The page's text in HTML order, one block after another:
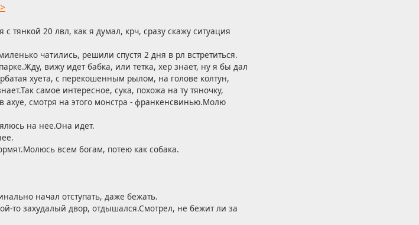
тянкой 20 лвл, как я думал, крч, сразу скажу ситуация
чатились, решили спустя 2 дня в рл встретиться.
вижу идет бабка, или тетка, хер знает, ну я бы дал
хуета, с перекошенным рылом, на голове колтун,
самое интересное, сука, похожа на ту тяночку,
ахуе, смотря на этого монстра - франкенсвинью.Молю
на нее.Она идет.
всем богам, потею как собака.
начал отступать, даже бежать.
то захудалый двор, отдышался.Смотрел, не бежит ли за